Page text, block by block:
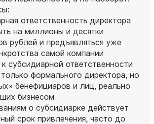
ответственность директора
на миллионы и десятки
рублей и предъявляться уже
самой компании
к субсидиарной ответственности
формального директора, но
бенефициаров и лиц, реально
бизнесом
о субсидиарке действует
срок привлечения, часто до